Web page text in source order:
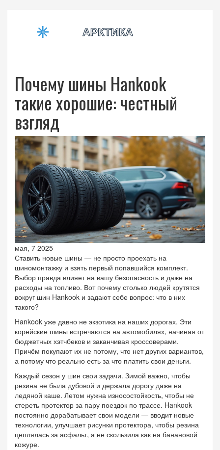
Почему шины Hankook
такие хорошие: честный
взгляд
мая, 7 2025
Ставить новые шины — не просто проехать на
шиномонтажку и взять первый попавшийся комплект.
Выбор правда влияет на вашу безопасность и даже на
расходы на топливо. Вот почему столько людей крутятся
вокруг шин Hankook и задают себе вопрос: что в них
такого?
Hankook уже давно не экзотика на наших дорогах. Эти
корейские шины встречаются на автомобилях, начиная от
бюджетных хэтчбеков и заканчивая кроссоверами.
Причём покупают их не потому, что нет других вариантов,
а потому что реально есть за что платить свои деньги.
Каждый сезон у шин свои задачи. Зимой важно, чтобы
резина не была дубовой и держала дорогу даже на
ледяной каше. Летом нужна износостойкость, чтобы не
стереть протектор за пару поездок по трассе. Hankook
постоянно дорабатывает свои модели — вводит новые
технологии, улучшает рисунки протектора, чтобы резина
цеплялась за асфальт, а не скользила как на банановой
кожуре.